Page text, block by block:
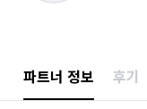
파트너 정보 후기